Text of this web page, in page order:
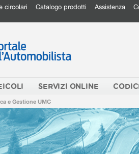
circolari Catalogo prodotti Assistenza
SERVIZI ONLINE
e Gestione UMC